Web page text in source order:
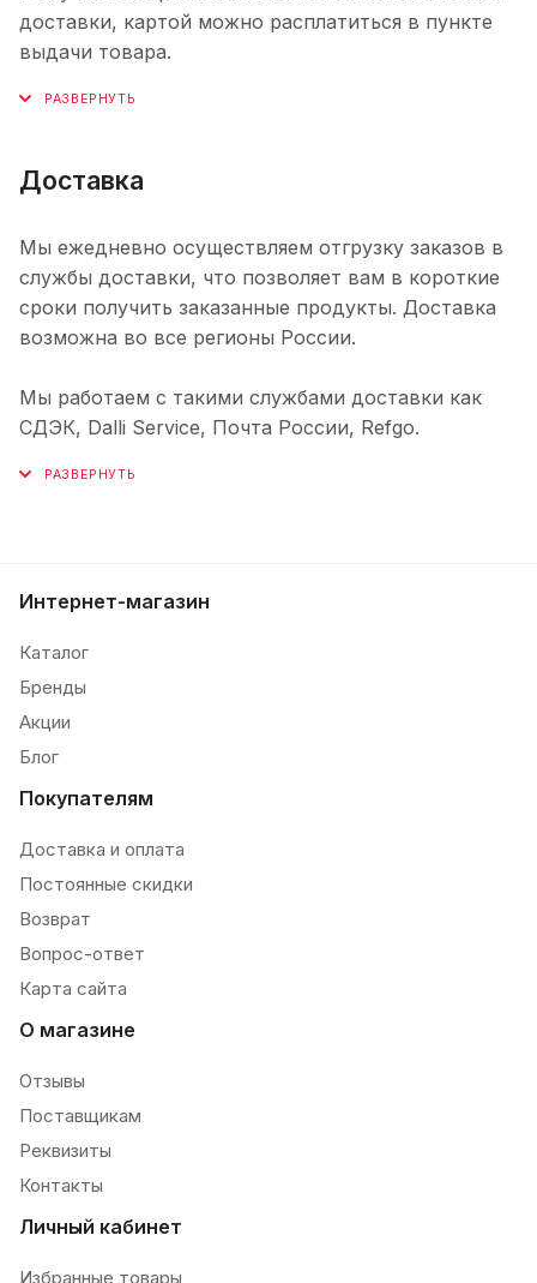
доставки, картой можно расплатиться в пункте
выдачи товара.
Доставка
Мы ежедневно осуществляем отгрузку заказов в
службы доставки, что позволяет вам в короткие
сроки получить заказанные продукты. Доставка
возможна во все регионы России.
Мы работаем с такими службами доставки как
СДЭК, Dalli Service, Почта России, Refgo.
Интернет-магазин
Каталог
Бренды
Акции
Блог
Покупателям
Доставка и оплата
Постоянные скидки
Возврат
Вопрос-ответ
Карта сайта
О магазине
Отзывы
Поставщикам
Реквизиты
Контакты
Личный кабинет
Избранные товары